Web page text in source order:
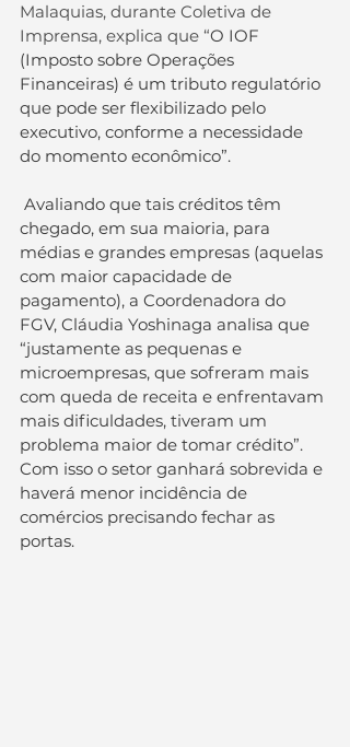
Malaquias, durante Coletiva de
Imprensa, explica que “O IOF
(Imposto sobre Operações
Financeiras) é um tributo regulatório
que pode ser flexibilizado pelo
executivo, conforme a necessidade
do momento econômico”.
Avaliando que tais créditos têm
chegado, em sua maioria, para
médias e grandes empresas (aquelas
com maior capacidade de
pagamento), a Coordenadora do
FGV, Cláudia Yoshinaga analisa que
“justamente as pequenas e
microempresas, que sofreram mais
com queda de receita e enfrentavam
mais dificuldades, tiveram um
problema maior de tomar crédito”.
Com isso o setor ganhará sobrevida e
haverá menor incidência de
comércios precisando fechar as
portas.